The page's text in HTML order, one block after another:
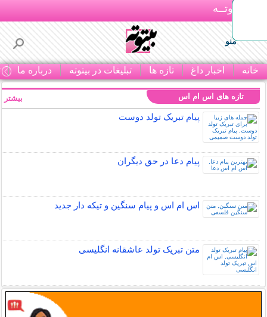
بـیتوتــه
منو
خانه اخبار داغ تازه ها تبلیغات در بیتوته درباره ما
تازه های اس ام اس
پیام تبریک تولد دوست
پیام دعا در حق دیگران
اس ام اس و پیام سنگین و تیکه دار جدید
متن تبریک تولد عاشقانه انگلیسی
بیشتر